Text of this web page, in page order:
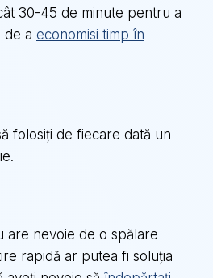
30-45 de minute pentru a
de a economisi timp în
folosiți de fiecare dată un
are nevoie de o spălare
rapidă ar putea fi soluția